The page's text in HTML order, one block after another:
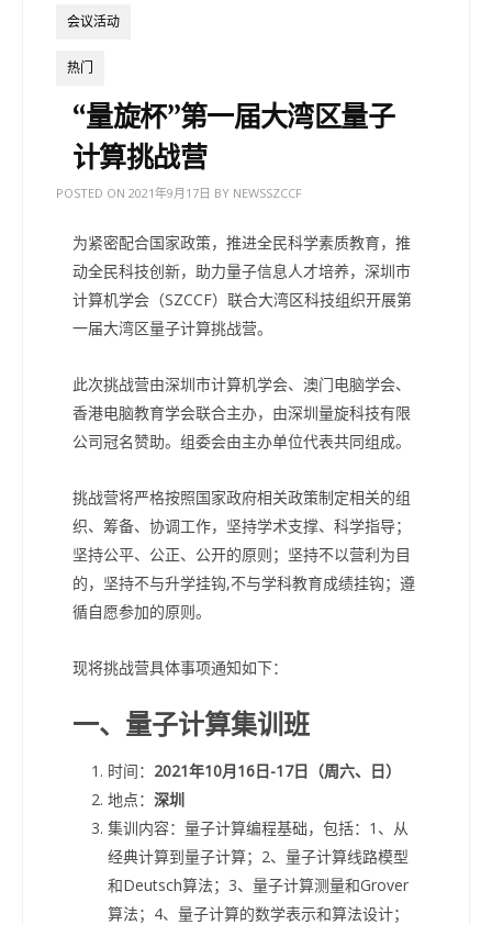
会议活动
热门
“量旋杯”第一届大湾区量子
计算挑战营
POSTED ON 2021年9月17日 BY NEWSSZCCF
为紧密配合国家政策，推进全民科学素质教育，推
动全民科技创新，助力量子信息人才培养，深圳市
计算机学会（SZCCF）联合大湾区科技组织开展第
一届大湾区量子计算挑战营。
此次挑战营由深圳市计算机学会、澳门电脑学会、
香港电脑教育学会联合主办，由深圳量旋科技有限
公司冠名赞助。组委会由主办单位代表共同组成。
挑战营将严格按照国家政府相关政策制定相关的组
织、筹备、协调工作，坚持学术支撑、科学指导；
坚持公平、公正、公开的原则；坚持不以营利为目
的，坚持不与升学挂钩,不与学科教育成绩挂钩；遵
循自愿参加的原则。
现将挑战营具体事项通知如下：
一、量子计算集训班
时间： 2021年10月16日-17日（周六、日）
地点： 深圳
集训内容：量子计算编程基础，包括：1、从
经典计算到量子计算；2、量子计算线路模型
和Deutsch算法；3、量子计算测量和Grover
算法；4、量子计算的数学表示和算法设计；